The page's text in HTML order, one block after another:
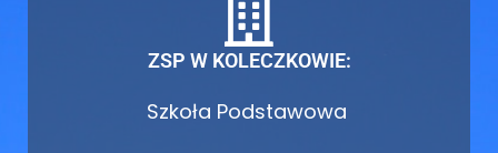
ZSP W KOLECZKOWIE:
Szkoła Podstawowa